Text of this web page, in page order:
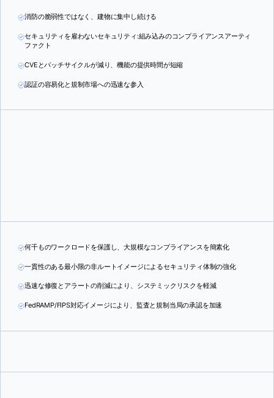
消防の脆弱性ではなく、建物に集中し続ける
セキュリティを雇わないセキュリティ:組み込みのコンプライアンスアーティ
ファクト
CVEとパッチサイクルが減り、機能の提供時間が短縮
認証の容易化と規制市場への迅速な参入
何千ものワークロードを保護し、大規模なコンプライアンスを簡素化
一貫性のある最小限の非ルートイメージによるセキュリティ体制の強化
迅速な修復とアラートの削減により、システミックリスクを軽減
FedRAMP/FIPS対応イメージにより、監査と規制当局の承認を加速